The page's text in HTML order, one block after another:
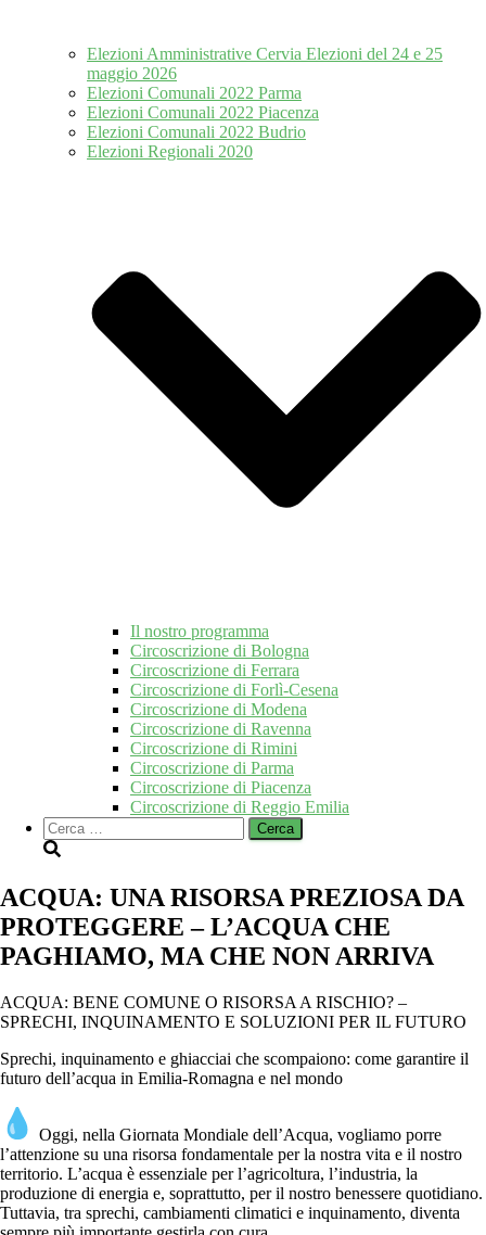
Elezioni Amministrative Cervia Elezioni del 24 e 25
maggio 2026
Elezioni Comunali 2022 Parma
Elezioni Comunali 2022 Piacenza
Elezioni Comunali 2022 Budrio
Elezioni Regionali 2020
Il nostro programma
Circoscrizione di Bologna
Circoscrizione di Ferrara
Circoscrizione di Forlì-Cesena
Circoscrizione di Modena
Circoscrizione di Ravenna
Circoscrizione di Rimini
Circoscrizione di Parma
Circoscrizione di Piacenza
Circoscrizione di Reggio Emilia
Ricerca
per:
ACQUA: UNA RISORSA PREZIOSA DA
PROTEGGERE – L’ACQUA CHE
PAGHIAMO, MA CHE NON ARRIVA
ACQUA: BENE COMUNE O RISORSA A RISCHIO? –
SPRECHI, INQUINAMENTO E SOLUZIONI PER IL FUTURO
Sprechi, inquinamento e ghiacciai che scompaiono: come garantire il
futuro dell’acqua in Emilia-Romagna e nel mondo
Oggi, nella Giornata Mondiale dell’Acqua, vogliamo porre
l’attenzione su una risorsa fondamentale per la nostra vita e il nostro
territorio. L’acqua è essenziale per l’agricoltura, l’industria, la
produzione di energia e, soprattutto, per il nostro benessere quotidiano.
Tuttavia, tra sprechi, cambiamenti climatici e inquinamento, diventa